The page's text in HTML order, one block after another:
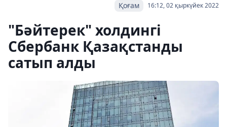
16:12, 02 қыркүйек 2022
Қоғам
"Бәйтерек" холдингі
Сбербанк Қазақстанды
сатып алды